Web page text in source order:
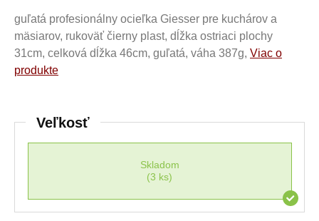
guľatá profesionálny ocieľka Giesser pre kuchárov a
mäsiarov, rukoväť čierny plast, dĺžka ostriaci plochy
31cm, celková dĺžka 46cm, guľatá, váha 387g, Viac o
produkte
Veľkosť
Skladom
(3 ks)